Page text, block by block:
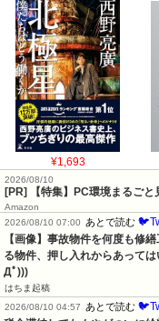
¥1,693
2026/08/10
[PR] 【特集】PC環境まるごと
Amazon
2026/08/10 07:00
あとで読む
【画像】事故物件を何度も修
る物件、押し入れからあって
Дﾟ)))
はちま起稿
2026/08/10 04:57
あとで読む